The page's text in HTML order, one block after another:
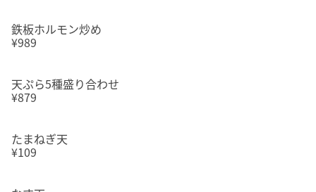
鉄板ホルモン炒め
¥989
天ぷら5種盛り合わせ
¥879
たまねぎ天
¥109